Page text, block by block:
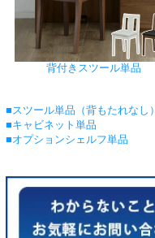
背付きスツール単品
■スツール単品（背もたれなし）
■キャビネット単品
■オプションシェルフ単品